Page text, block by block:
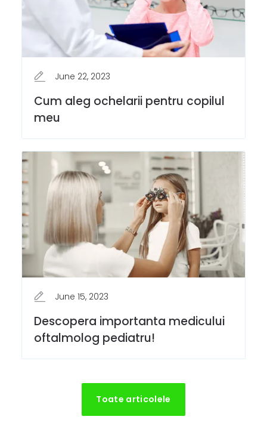
June 22, 2023
Cum aleg ochelarii pentru copilul
meu
June 15, 2023
Descopera importanta medicului
oftalmolog pediatru!
Toate articolele